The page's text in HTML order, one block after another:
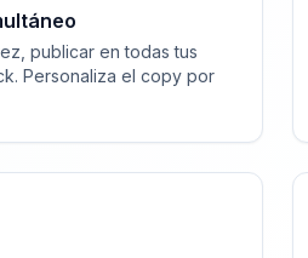
publicar en todas tus
Personaliza el copy por